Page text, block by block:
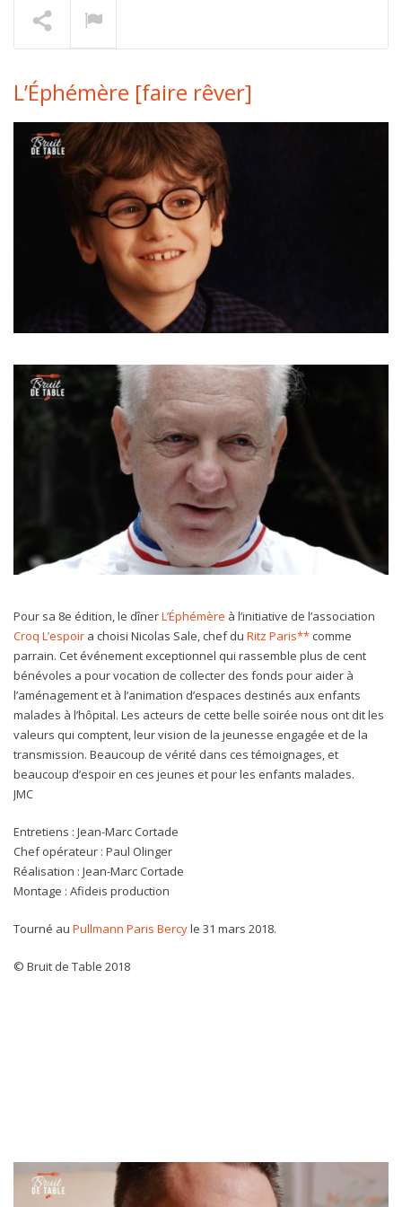
L’Éphémère [faire rêver]
Pour sa 8e édition, le dînerL’Éphémère à l’initiative de l’association
Croq L’espoir a choisi Nicolas Sale, chef du Ritz Paris** comme
parrain. Cet événement exceptionnel qui rassemble plus de cent
bénévoles a pour vocation de collecter des fonds pour aider à
l’aménagement et à l’animation d’espaces destinés aux enfants
malades à l’hôpital. Les acteurs de cette belle soirée nous ont dit les
valeurs qui comptent, leur vision de la jeunesse engagée et de la
transmission. Beaucoup de vérité dans ces témoignages, et
beaucoup d’espoir en ces jeunes et pour les enfants malades.
JMC
Entretiens : Jean-Marc Cortade
Chef opérateur : Paul Olinger
Réalisation : Jean-Marc Cortade
Montage : Afideis production
Tourné au Pullmann Paris Bercyle 31 mars 2018.
© Bruit de Table 2018